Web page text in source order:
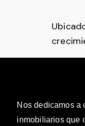
Nos dedicamos a
inmobiliarios que